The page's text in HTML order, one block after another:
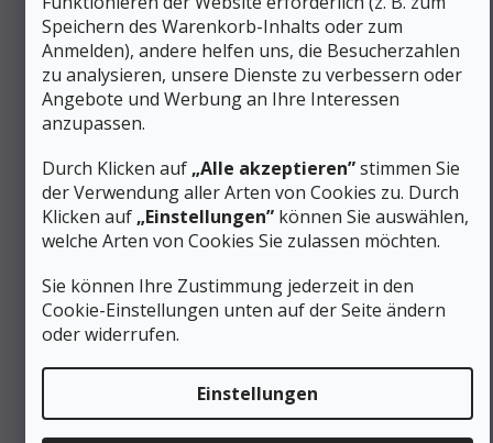
Speichern des Warenkorb-Inhalts oder zum
Anmelden), andere helfen uns, die Besucherzahlen
zu analysieren, unsere Dienste zu verbessern oder
Angebote und Werbung an Ihre Interessen
anzupassen.
Durch Klicken auf „Alle akzeptieren”stimmen Sie
der Verwendung aller Arten von Cookies zu. Durch
Klicken auf „Einstellungen” können Sie auswählen,
welche Arten von Cookies Sie zulassen möchten.
Sie können Ihre Zustimmung jederzeit in den
Cookie-Einstellungen unten auf der Seite ändern
oder widerrufen.
Einstellungen
von der Schuhkonstruktion auf die Fußmuskulatur
überträgt. Wir empfehlen, die Schuhe mit den
Trekkingsocken anzuprobieren, die Sie bei der Aktivität
tragen möchten, und idealerweise nachmittags, wenn der
Fuß von Natur aus etwas voluminöser ist.
Leichte Wanderschuhe für Herren und ihre
Anpassungsfähigkeit
Der Leisten entspricht der durchschnittlichen
Herrenbreite ohne spezielle Erweiterung
Der Zehenraum ermöglicht eine natürliche
Laufen
Die klassische Schnürsenkelschnürung erlaubt
eine feine Druckanpassung über den gesamten Rist
Kurze Einlaufzeit dank flexiblem Mesh-Obermaterial;
TPU-Verstärkungen passen sich nach einigen
Ausflügen vollständig an den Fuß an
Der Schuh ersetzt nicht die Knöchelunterstützung bei